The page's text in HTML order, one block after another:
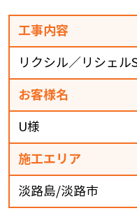
工事内容
リクシル／リシェル
お客様名
U様
施工エリア
淡路島/淡路市